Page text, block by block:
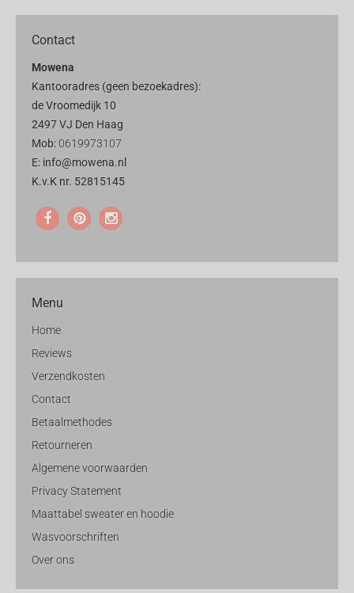
Contact
Mowena
Kantooradres (geen bezoekadres):
de Vroomedijk 10
2497 VJ Den Haag
Mob: 0619973107
E: info@mowena.nl
K.v.K nr. 52815145
Menu
Home
Reviews
Verzendkosten
Contact
Betaalmethodes
Retourneren
Algemene voorwaarden
Privacy Statement
Maattabel sweater en hoodie
Wasvoorschriften
Over ons